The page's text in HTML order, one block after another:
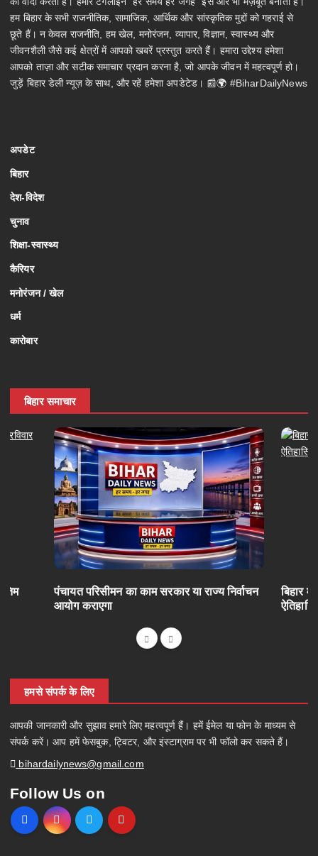
हम बिहार के सभी राजनीतिक, सामाजिक, आर्थिक और सांस्कृतिक मुद्दों को गहराई से
छूते हैं। न केवल राजनीति, हम खेल, मनोरंजन, व्यापार, विज्ञान, स्वास्थ्य और
जीवनशैली जैसे कई क्षेत्रों में आपको खबरें प्रस्तुत करते हैं। हमारा उद्देश्य हमेशा
आपको ताज़ा और सटीक समाचार प्रदान करना है, जो आपके जीवन में महत्वपूर्ण हो।
जुड़ें बिहार डेली न्यूज़ के साथ, और रहें हमेशा अपडेटेड। 📰🌍 #BiharDailyNews
अपडेट
बिहार
देश-विदेश
चुनाव
शिक्षा-स्वास्थ्य
कैरियर
मनोरंजन / खेल
धर्म
कारोबार
बिहार समाचार
पंचायत परिसीमन का काम सरकार या राज्य निर्वाचन
आयोग कराएगा
बिहार
हमसे संपर्क के लिए
आपकी जानकारी और सुझाव हमारे लिए महत्वपूर्ण हैं। हमें ईमेल या फोन के माध्यम से
संपर्क करें। आप हमें फेसबुक, ट्विटर, और इंस्टाग्राम पर भी फॉलो कर सकते हैं।
bihardailynews@gmail.com
Follow Us on